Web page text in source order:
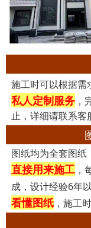
施工时可以根据需
私人定制服务，
止，详细请联系客
图纸均为全套图纸
直接用来施工，
成，设计经验6年
看懂图纸，施工